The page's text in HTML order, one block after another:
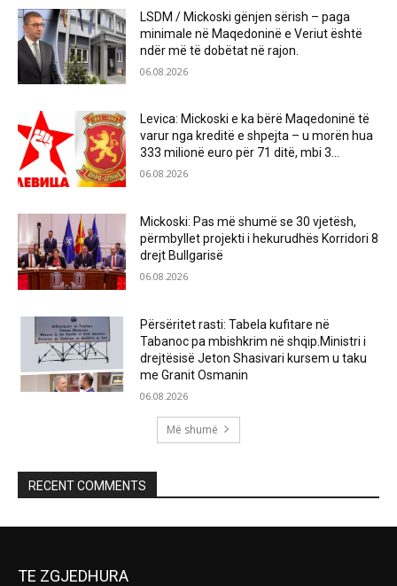
LSDM / Mickoski gënjen sërish – paga
minimale në Maqedoninë e Veriut është
ndër më të dobëtat në rajon.
06.08.2026
Levica: Mickoski e ka bërë Maqedoninë të
varur nga kreditë e shpejta – u morën hua
333 milionë euro për 71 ditë, mbi 3...
06.08.2026
Mickoski: Pas më shumë se 30 vjetësh,
përmbyllet projekti i hekurudhës Korridori 8
drejt Bullgarisë
06.08.2026
Përsëritet rasti: Tabela kufitare në
Tabanoc pa mbishkrim në shqip.Ministri i
drejtësisë Jeton Shasivari kursem u taku
me Granit Osmanin
06.08.2026
Më shumë
RECENT COMMENTS
TE ZGJEDHURA